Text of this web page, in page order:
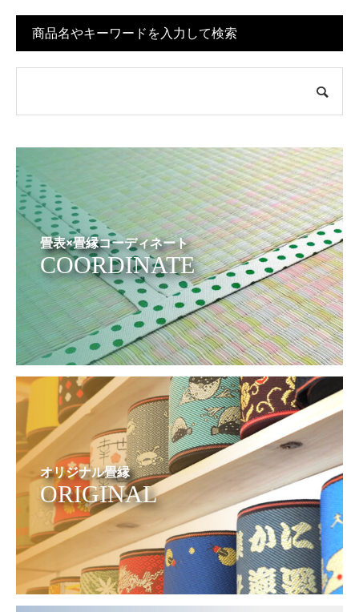
商品名やキーワードを入力して検索
畳表×畳縁コーディネート
COORDINATE
オリジナル畳縁
ORIGINAL